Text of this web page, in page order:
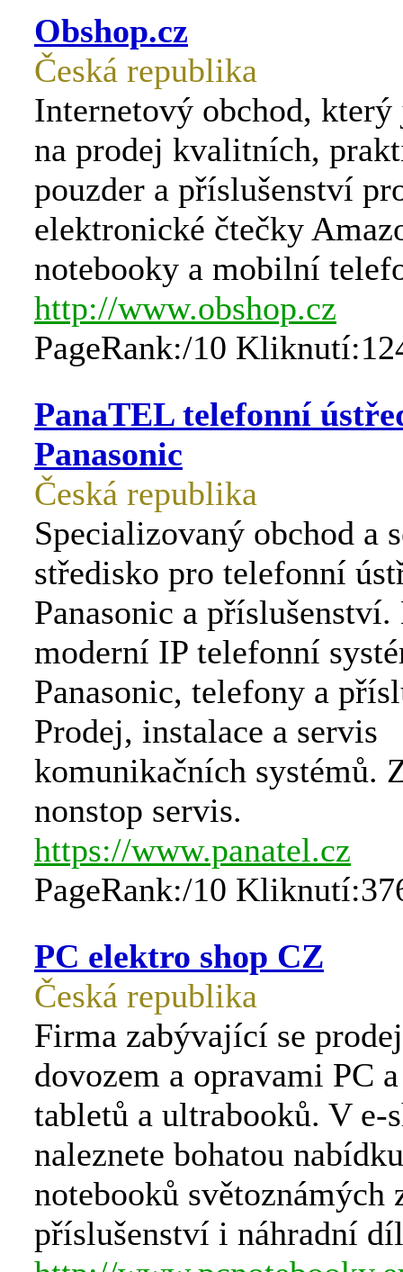
Obshop.cz
Česká republika
Internetový obchod, který
na prodej kvalitních,
pouzder a příslušenství
elektronické čtečky
notebooky a mobilní
http://www.obshop.cz
PageRank:/10
PanaTEL telefonní
Panasonic
Česká republika
Specializovaný obchod a
středisko pro telefonní
Panasonic a
moderní IP telefonní
Panasonic, telefony a
Prodej, instalace a servis
komunikačních systémů.
nonstop servis.
https://www.panatel.cz
PageRank:/10
PC elektro shop CZ
Česká republika
Firma zabývající se
dovozem a opravami PC
tabletů a ultrabooků. V e-
naleznete bohatou
notebooků světoznámých
příslušenství i náhradní